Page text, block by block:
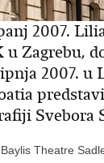
2007.
Zagrebu,
2007. u
Svebora
Theatre